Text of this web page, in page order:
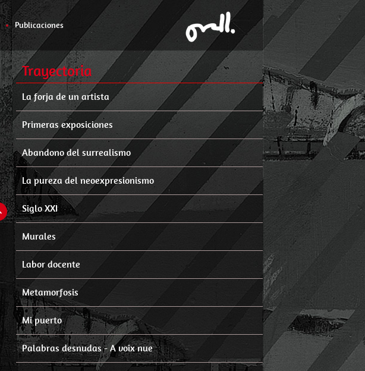
Publicaciones
Trayectoria
La forja de un artista
Primeras exposiciones
Abandono del surrealismo
La pureza del neoexpresionismo
Siglo XXI
Murales
Labor docente
Metamorfosis
Mi puerto
Palabras desnudas - A voix nue